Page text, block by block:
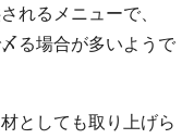
れるメニューで、
る場合が多いようで
としても取り上げら